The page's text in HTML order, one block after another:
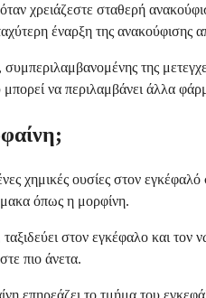
χρειάζεστε σταθερή
έναρξη της
της
να περιλαμβάνει άλλα
χημικές ουσίες στον
όπως η μορφίνη.
στον εγκέφαλο και
πιο άνετα.
επηρεάζει το τμήμα του